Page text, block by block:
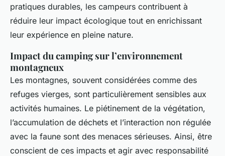
pratiques durables, les campeurs contribuent à
réduire leur impact écologique tout en enrichissant
leur expérience en pleine nature.
Impact du camping sur l’environnement
montagneux
Les montagnes, souvent considérées comme des
refuges vierges, sont particulièrement sensibles aux
activités humaines. Le piétinement de la végétation,
l’accumulation de déchets et l’interaction non régulée
avec la faune sont des menaces sérieuses. Ainsi, être
conscient de ces impacts et agir avec responsabilité